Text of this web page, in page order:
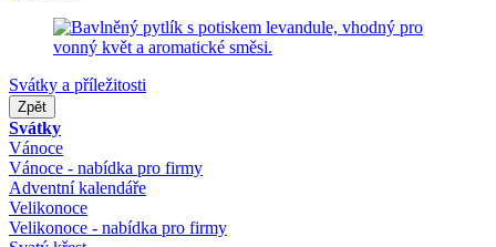
Svátky a příležitosti
Zpět
Svátky
Vánoce
Vánoce - nabídka pro firmy
Adventní kalendáře
Velikonoce
Velikonoce - nabídka pro firmy